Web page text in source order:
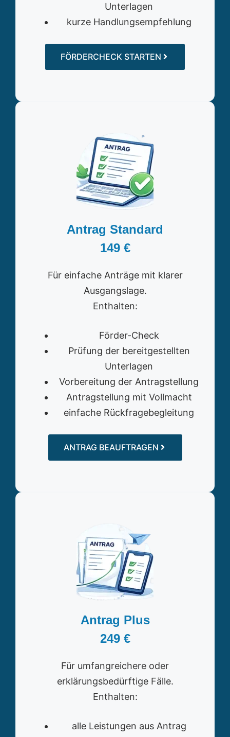
Unterlagen
kurze Handlungsempfehlung
FÖRDERCHECK STARTEN
Antrag Standard
149 €
Für einfache Anträge mit klarer
Ausgangslage.
Enthalten:
Förder-Check
Prüfung der bereitgestellten
Unterlagen
Vorbereitung der Antragstellung
Antragstellung mit Vollmacht
einfache Rückfragebegleitung
ANTRAG BEAUFTRAGEN
Antrag Plus
249 €
Für umfangreichere oder
erklärungsbedürftige Fälle.
Enthalten:
alle Leistungen aus Antrag